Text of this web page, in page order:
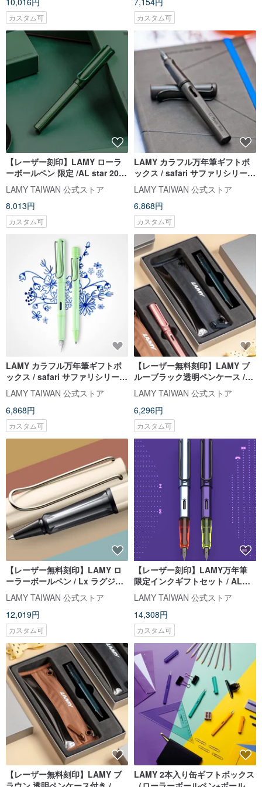
カスタム可 カスタム可
【レーザー刻印】LAMY ローラ
ーボールペン 限定 /AL star 2026
パイングリーン
LAMY TAIWAN 公式ストア
8,013円
カスタム可
LAMY カラフル万年筆ギフトボ
ックス / safari サファリシリーズ
- マットブラック
LAMY TAIWAN 公式ストア
6,868円
カスタム可
LAMY カラフル万年筆ギフトボ
ックス / safari サファリシリーズ
- ミントグリーン【カスタマイズ
ギフト】
LAMY TAIWAN 公式ストア
6,868円
カスタム可
【レーザー無料刻印】LAMY ブ
ルーブラック透明ペンケース /
SAFARI - ボールペン
LAMY TAIWAN 公式ストア
6,296円
カスタム可
【レーザー無料刻印】LAMY ロ
ーラーボールペン / Lx ラグジュ
アリーシリーズ - パールホワイト
LAMY TAIWAN 公式ストア
12,019円
カスタム可
【レーザー刻印】LAMY万年筆
限定インクギフトセット / AL
star 2025 - デニムブルー
LAMY TAIWAN 公式ストア
14,308円
カスタム可
【レーザー無料刻印】LAMY ブ
LAMY 2本入り缶ギフトボックス